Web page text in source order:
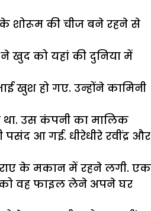
के शोरूम की चीज बने रहने से
खुद को यहां की दुनिया में
खुश हो गए. उन्होंने कामिनी
था. उस कंपनी का मालिक
आ गई. धीरेधीरे रवींद्र और
के मकान में रहने लगी. एक
को वह फाइल लेने अपने घर